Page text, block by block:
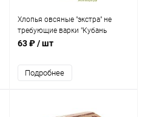
Хлопья овсяные "экстра" не
требующие варки "Кубань
матушка" / 400 г
63 ₽/ шт
Подробнее